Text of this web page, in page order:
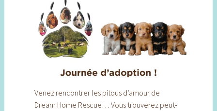
Venez rencontrer les pitous d’amour de
Dream Home Rescue… Vous trouverez peut-